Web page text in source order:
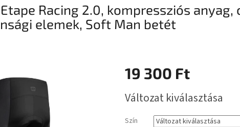
Racing 2.0, kompressziós
elemek, Soft Man betét
19 300 Ft
Változat kiválasztása
Szín